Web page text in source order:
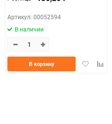
Артикул: 00052594
В наличии
Добавить
В корзину